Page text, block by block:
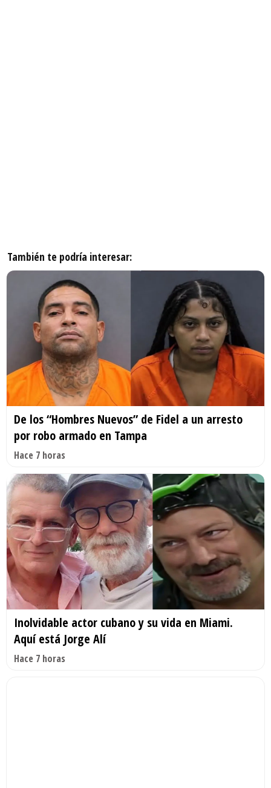
También te podría interesar:
De los “Hombres Nuevos” de Fidel a un arresto
por robo armado en Tampa
Hace 7 horas
Inolvidable actor cubano y su vida en Miami.
Aquí está Jorge Alí
Hace 7 horas